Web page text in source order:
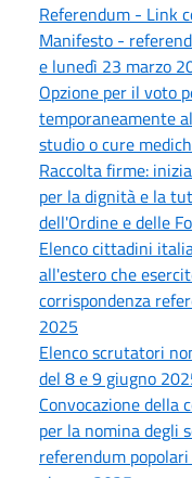
Referendum - Link
Manifesto -
e lunedì 23 marzo
Opzione per il voto
temporaneamente
studio o cure
Raccolta firme:
per la dignità e la
dell'Ordine e delle
Elenco cittadini
all'estero che
corrispondenza
2025
Elenco scrutatori
del 8 e 9 giugno
Convocazione della
per la nomina degli
referendum